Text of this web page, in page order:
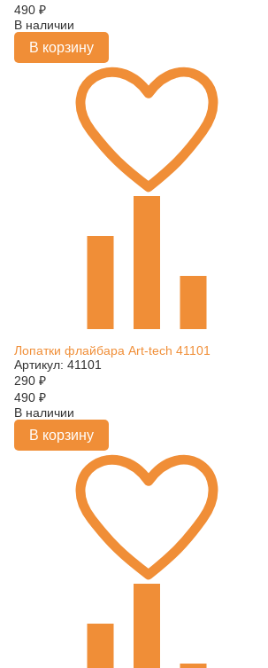
490 ₽
В наличии
В корзину
Лопатки флайбара Art-tech 41101
Артикул: 41101
290 ₽
490 ₽
В наличии
В корзину